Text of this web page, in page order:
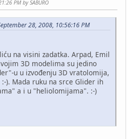
PM by SABURO
28, 2008, 10:56:16 PM
na visini zadatka. Arpad, Emil
3D modelima su jedino
u u izvođenju 3D vratolomija,
). Mada ruku na srce Glider ih
a i u "heliolomijama". :-)